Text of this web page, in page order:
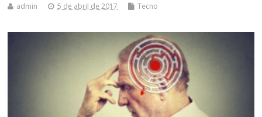
admin 5 de abril de 2017 Tecno